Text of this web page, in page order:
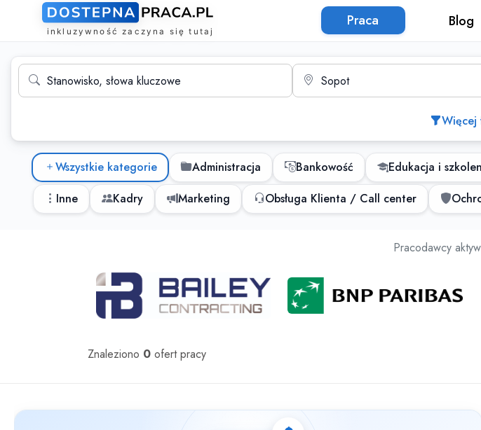
Praca Blog
Wyszukiwarka ofert pracy
Stanowisko, słowa kluczowe Miasto
Kategorie ofert pracy
Wszystkie kategorie Administracja Bankowość Edukacja i
Inne
Kadry Marketing Obsługa Klienta / Call center
Pracodawcy
Oferty pracy
Znaleziono 0ofert pracy
Nie znaleziono ofert spełniających wybrane kryteria.